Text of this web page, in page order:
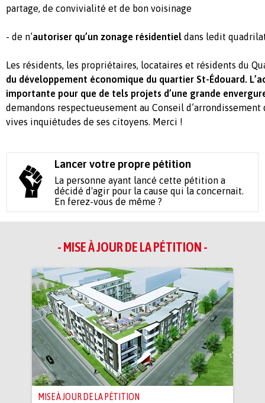
partage, de convivialité et de bon voisinage
- de n’autoriser qu’un zonage résidentiel dans ledit
Les résidents, les propriétaires, locataires et résidents du
du développement économique du quartier St-Édouard.
importante pour que de tels projets d’une grande
demandons respectueusement au Conseil
vives inquiétudes de ses citoyens. Merci !
Lancer votre propre pétition
La personne ayant lancé cette pétition a
décidé d'agir pour la cause qui la concernait.
En ferez-vous de même ?
- MISE À JOUR DE LA PÉTITION -
MISE À JOUR DE LA PÉTITION